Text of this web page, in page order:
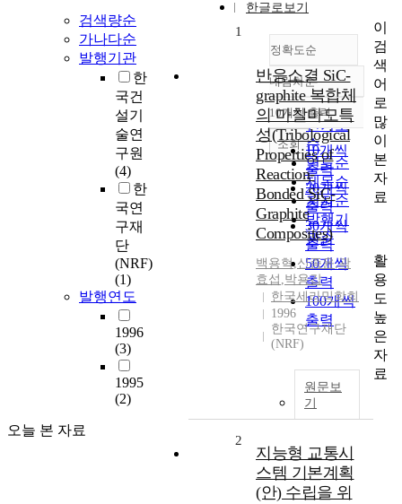
검색량순
가나다순
발행기관
한
국건
설기
술연
구원
(4)
한
국연
구재
단
(NRF)
(1)
발행연도
1996
(3)
1995
(2)
오늘 본 자료
한글로보기
정확도순
정확도
순
인기도
순
연도순
제목순
저자순
발행기
관순
내림차순
내림차순
10개씩 출력
10개씩
출력
20개씩
출력
30개씩
출력
50개씩
출력
100개씩
출력
조회
1
반응소결 SiC-
graphite 복합체
의 마찰마모특
성(Tribological
Properties of
Reaction-
Bonded SiC-
Graphite
Composites)
백용혁,신종윤,곽
효섭 ,박용갑
한국세라믹학회
1996
한국연구재단
(NRF)
원문보
기
2
지능형 교통시
스템 기본계획
(안) 수립을 위
이
검
색
어
로
많
이
본
자
료
활
용
도
높
은
자
료